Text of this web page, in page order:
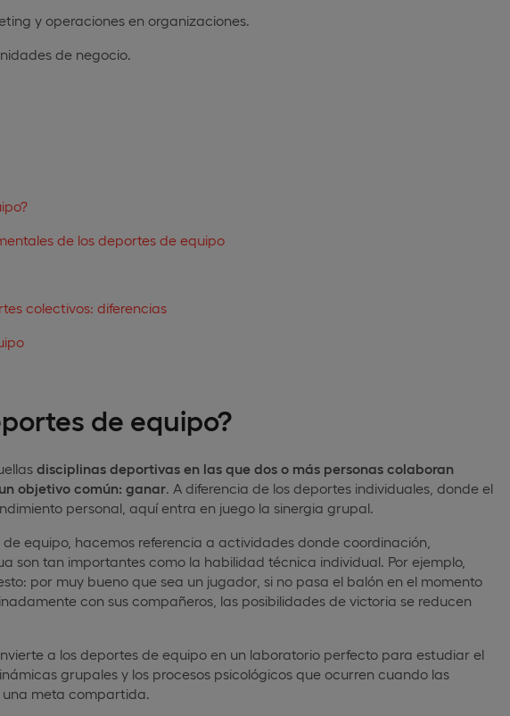
y operaciones en organizaciones.
de negocio.
de los deportes de equipo
colectivos: diferencias
de equipo?
disciplinas deportivas en las que dos o más personas colaboran
objetivo común: ganar . A diferencia de los deportes individuales, donde el
personal, aquí entra en juego la sinergia grupal.
equipo, hacemos referencia a actividades donde coordinación,
son tan importantes como la habilidad técnica individual. Por ejemplo,
por muy bueno que sea un jugador, si no pasa el balón en el momento
con sus compañeros, las posibilidades de victoria se reducen
a los deportes de equipo en un laboratorio perfecto para estudiar el
grupales y los procesos psicológicos que ocurren cuando las
meta compartida.